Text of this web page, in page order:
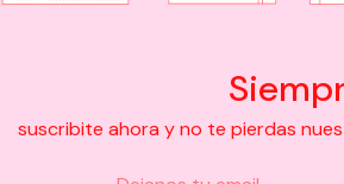
suscribite ahora y no te pierdas